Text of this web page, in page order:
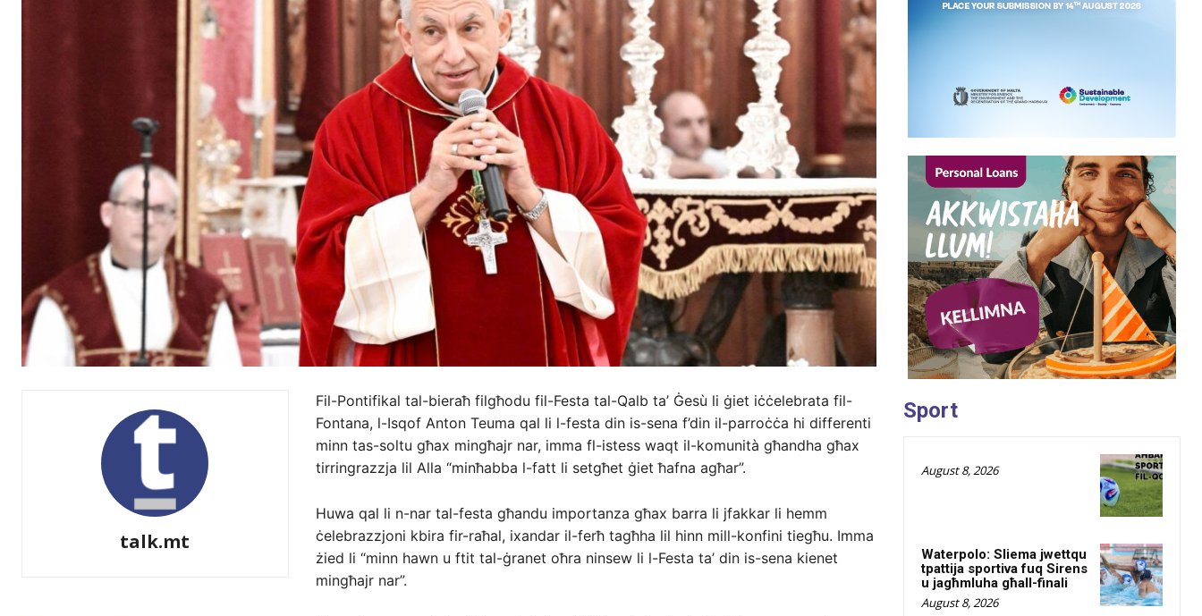
talk.mt
Fil-Pontifikal tal-bieraħ filgħodu fil-Festa tal-Qalb ta’ Ġesù li ġiet iċċelebrata fil-
Fontana, l-Isqof Anton Teuma qal li l-festa din is-sena f’din il-parroċċa hi differenti
minn tas-soltu għax mingħajr nar, imma fl-istess waqt il-komunità għandha għax
tirringrazzja lil Alla “minħabba l-fatt li setgħet ġiet ħafna agħar”.
Huwa qal li n-nar tal-festa għandu importanza għax barra li jfakkar li hemm
ċelebrazzjoni kbira fir-raħal, ixandar il-ferħ tagħha lil hinn mill-konfini tiegħu. Imma
żied li “minn hawn u ftit tal-ġranet oħra ninsew li l-Festa ta’ din is-sena kienet
mingħajr nar”.
Sport
August 8, 2026
Waterpolo: Sliema jwettqu
tpattija sportiva fuq Sirens
u jagħmluha għall-finali
August 8, 2026